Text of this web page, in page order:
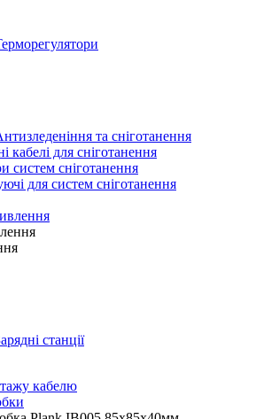
та сніготанення
кабелі для сніготанення
систем сніготанення
для систем сніготанення
станції
кабелю